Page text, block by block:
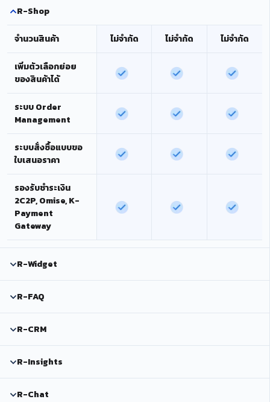
R-Shop
จำนวนสินค้า ไม่จำกัด ไม่จำกัด ไม่จำกัด
เพิ่มตัวเลือกย่อย
ของสินค้าได้
ระบบ Order
Management
ระบบสั่งซื้อแบบขอ
ใบเสนอราคา
รองรับชำระเงิน
2C2P, Omise, K-
Payment
Gateway
R-Widget
R-FAQ
R-CRM
R-Insights
R-Chat